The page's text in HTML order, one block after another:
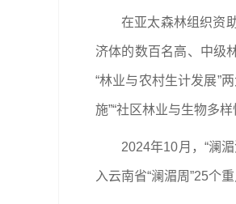
在亚太森林组织资
济体的数百名高、中级
“林业与农村生计发展”
施”“社区林业与生物多
2024年10月，“澜
入云南省“澜湄周”25个